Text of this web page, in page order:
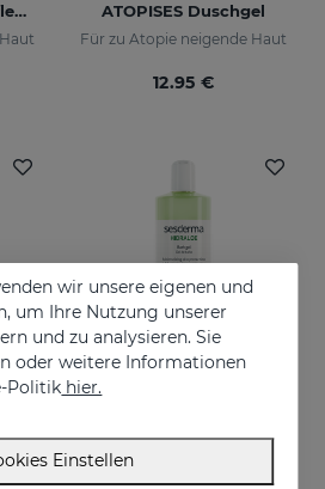
ATOPISES Intensiv Pflegende Feuchtigkeitscreme ATOPISES Duschgel
Für zu Atopie neigende Haut
12.95 €
HIDRALOE Duschgel
wir unsere eigenen und
um Ihre Nutzung unserer
und zu analysieren. Sie
oder weitere Informationen
Politik hier.
Einstellen